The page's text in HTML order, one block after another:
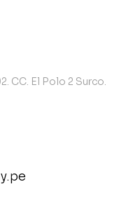
CC. El Polo 2 Surco.